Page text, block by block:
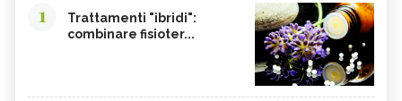
1
Trattamenti "ibridi":
combinare fisioter...